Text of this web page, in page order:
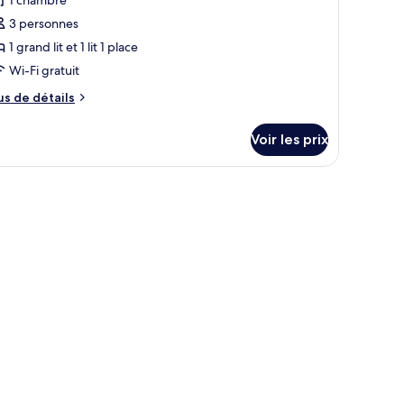
3 personnes
1 grand lit et 1 lit 1 place
Wi-Fi gratuit
de détails
Voir les prix